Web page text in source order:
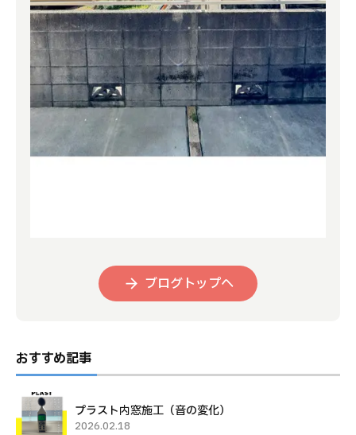
ブログトップへ
おすすめ記事
プラスト内窓施工（音の変化）
2026.02.18